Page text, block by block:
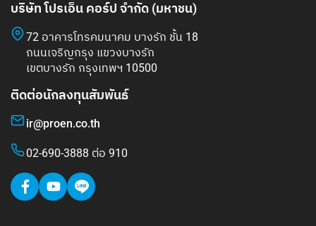
บริษัท โปรเอ็น คอร์ป จำกัด (มหาชน)
72 อาคารโทรคมนาคม บางรัก ชั้น 18
ถนนเจริญกรุง แขวงบางรัก
เขตบางรัก กรุงเทพฯ 10500
ติดต่อนักลงทุนสัมพันธ์
ir@proen.co.th
02-690-3888 ต่อ 910